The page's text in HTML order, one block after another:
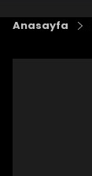
Anasayfa